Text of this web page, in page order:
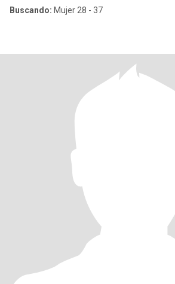
Buscando: Mujer 28 - 37